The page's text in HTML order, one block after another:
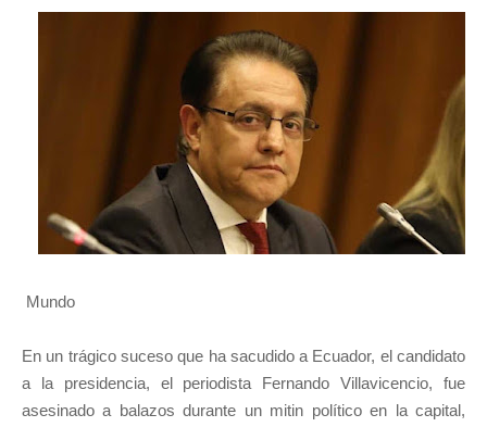
Mundo
En un trágico suceso que ha sacudido a Ecuador, el candidato
a la presidencia, el periodista Fernando Villavicencio, fue
asesinado a balazos durante un mitin político en la capital,